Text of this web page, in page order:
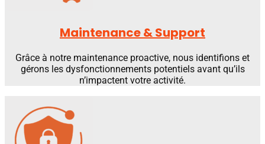
Maintenance & Support
Grâce à notre maintenance proactive, nous identifions et
gérons les dysfonctionnements potentiels avant qu’ils
n’impactent votre activité.